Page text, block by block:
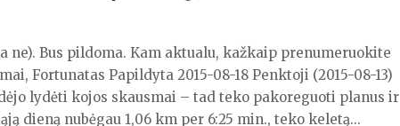
ne). Bus pildoma. Kam aktualu, kažkaip prenumeruokite
Fortunatas Papildyta 2015-08-18 Penktoji (2015-08-13)
lydėti kojos skausmai – tad teko pakoreguoti planus ir
dieną nubėgau 1,06 km per 6:25 min., teko keletą...